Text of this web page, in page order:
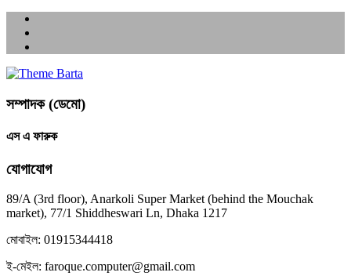
সম্পাদক (ডেমো)
এস এ ফারুক
যোগাযোগ
89/A (3rd floor), Anarkoli Super Market (behind the Mouchak
market), 77/1 Shiddheswari Ln, Dhaka 1217
মোবাইল: 01915344418
ই-মেইল: faroque.computer@gmail.com